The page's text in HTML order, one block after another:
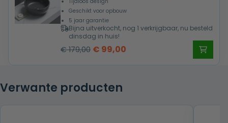
Geschikt voor opbouw
5 jaar garantie
Bijna uitverkocht, nog 1 verkrijgbaar, nu besteld
dinsdag in huis!
€179,00 Oorspronkelijke
€ 179,00.
€ 99,00
Verwante producten